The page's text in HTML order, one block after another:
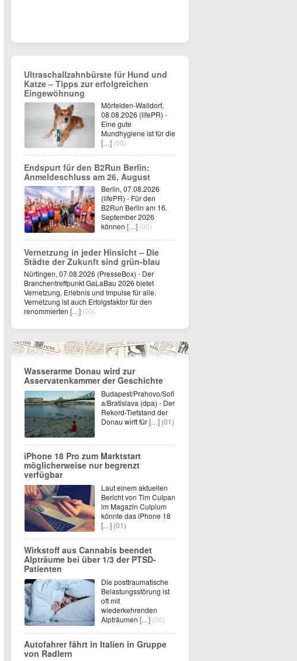
Ultraschallzahnbürste für Hund und
Katze – Tipps zur erfolgreichen
Eingewöhnung
Mörfelden-Walldorf,
08.08.2026 (lifePR) -
Eine gute
Mundhygiene ist für die
[…] (00)
Endspurt für den B2Run Berlin:
Anmeldeschluss am 26. August
Berlin, 07.08.2026
(lifePR) - Für den
B2Run Berlin am 16.
September 2026
können […] (00)
Vernetzung in jeder Hinsicht – Die
Städte der Zukunft sind grün-blau
Nürtingen, 07.08.2026 (PresseBox) - Der
Branchentreffpunkt GaLaBau 2026 bietet
Vernetzung, Erlebnis und Impulse für alle.
Vernetzung ist auch Erfolgsfaktor für den
renommierten […] (00)
Wasserarme Donau wird zur
Asservatenkammer der Geschichte
Budapest/Prahovo/Sofi
a/Bratislava (dpa) - Der
Rekord-Tiefstand der
Donau wirft für[…] (01)
iPhone 18 Pro zum Marktstart
möglicherweise nur begrenzt
verfügbar
Laut einem aktuellen
Bericht von Tim Culpan
im Magazin Culpium
könnte das iPhone 18
[…] (01)
Wirkstoff aus Cannabis beendet
Alpträume bei über 1/3 der PTSD-
Patienten
Die posttraumatische
Belastungsstörung ist
oft mit
wiederkehrenden
Alpträumen […] (00)
Autofahrer fährt in Italien in Gruppe
von Radlern